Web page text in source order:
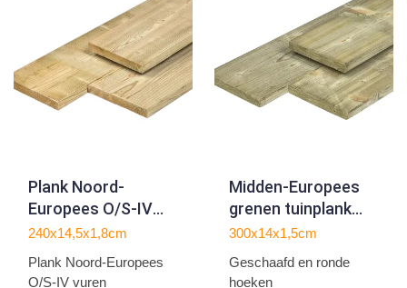
Plank Noord-
Europees O/S-IV
vuren
240x14,5x1,8cm
Plank Noord-Europees
O/S-IV vuren
Midden-Europees
grenen tuinplank
gedroogd, groen
geschaafd 4rh 1,5 x
300x14x1,5cm
Geschaafd en ronde
hoeken